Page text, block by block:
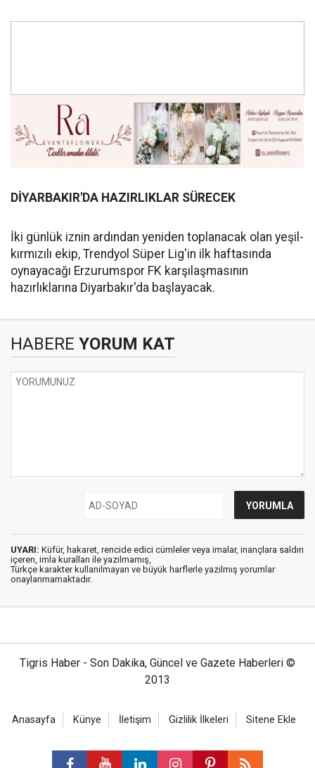
DİYARBAKIR'DA HAZIRLIKLAR SÜRECEK
İki günlük iznin ardından yeniden toplanacak olan yeşil-
kırmızılı ekip, Trendyol Süper Lig'in ilk haftasında
oynayacağı Erzurumspor FK karşılaşmasının
hazırlıklarına Diyarbakır'da başlayacak.
HABERE YORUM KAT
UYARI: Küfür, hakaret, rencide edici cümleler veya imalar, inançlara saldırı
içeren, imla kuralları ile yazılmamış,
Türkçe karakter kullanılmayan ve büyük harflerle yazılmış yorumlar
onaylanmamaktadır.
Tigris Haber - Son Dakika, Güncel ve Gazete Haberleri ©
2013
Anasayfa Künye İletişim Gizlilik İlkeleri Sitene Ekle